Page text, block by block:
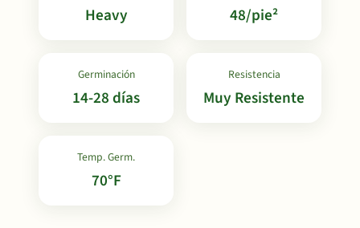
Heavy 48/pie²
Germinación
14-28 días
Resistencia
Muy Resistente
Temp. Germ.
70°F